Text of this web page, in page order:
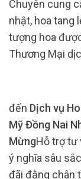
Chuyên cung
nhật, hoa tang
tượng hoa
Thương Mại
đến Dịch vụ
Mỹ Đồng Nai
MừngHỗ trợ tư
ý nghĩa sâu
đãi đằng chân